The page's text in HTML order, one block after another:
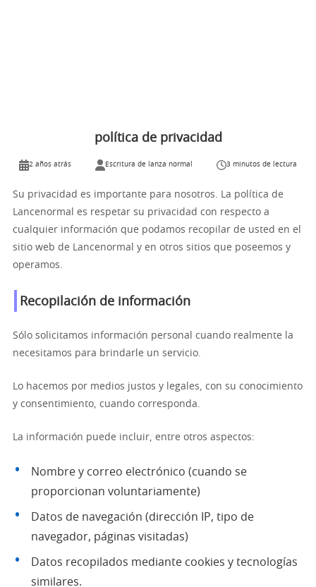
política de privacidad
2 años atrás Escritura de lanza normal 3 minutos de lectura
Su privacidad es importante para nosotros. La política de
Lancenormal es respetar su privacidad con respecto a
cualquier información que podamos recopilar de usted en el
sitio web de Lancenormal y en otros sitios que poseemos y
operamos.
Recopilación de información
Sólo solicitamos información personal cuando realmente la
necesitamos para brindarle un servicio.
Lo hacemos por medios justos y legales, con su conocimiento
y consentimiento, cuando corresponda.
La información puede incluir, entre otros aspectos:
Nombre y correo electrónico (cuando se
proporcionan voluntariamente)
Datos de navegación (dirección IP, tipo de
navegador, páginas visitadas)
Datos recopilados mediante cookies y tecnologías
similares.